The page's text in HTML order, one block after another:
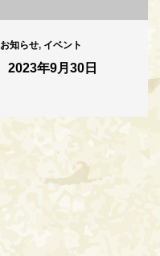
お知らせ, イベント
2023年9月30日